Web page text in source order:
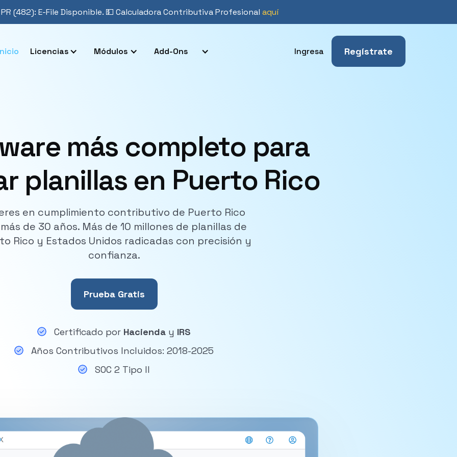
(482): E-File Disponible. 💵 Calculadora Contributiva Profesional aquí
Licencias Módulos Add-Ons Ingresa Regístrate
más completo para
planillas en Puerto Rico
en cumplimiento contributivo de Puerto Rico
de 30 años. Más de 10 millones de planillas de
Rico y Estados Unidos radicadas con precisión y
confianza.
Prueba Gratis
Certificado por Hacienda y IRS
Años Contributivos Incluidos: 2018-2025
SOC 2 Tipo II